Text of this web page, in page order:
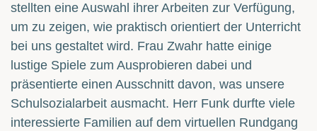
stellten eine Auswahl ihrer Arbeiten zur Verfügung,
um zu zeigen, wie praktisch orientiert der Unterricht
bei uns gestaltet wird. Frau Zwahr hatte einige
lustige Spiele zum Ausprobieren dabei und
präsentierte einen Ausschnitt davon, was unsere
Schulsozialarbeit ausmacht. Herr Funk durfte viele
interessierte Familien auf dem virtuellen Rundgang